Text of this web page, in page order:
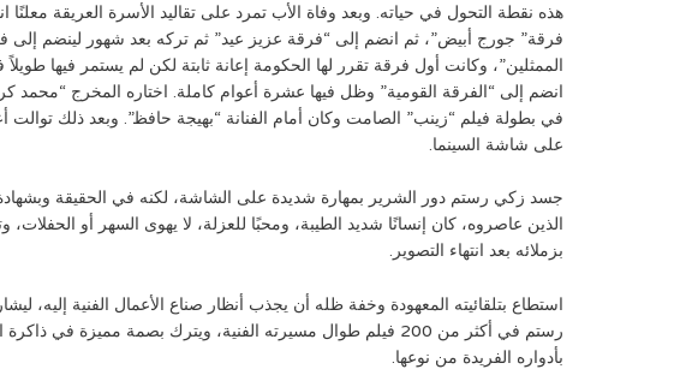
هذه نقطة التحول في حياته. وبعد وفاة الأب تمرد على تقاليد الأسرة العريقة معلنًا
فرقة” جورج أبيض”، ثم انضم إلى “فرقة عزيز عيد” ثم تركه بعد شهور لينضم إلى
الممثلين”، وكانت أول فرقة تقرر لها الحكومة إعانة ثابتة لكن لم يستمر فيها طويلاً
انضم إلى “الفرقة القومية” وظل فيها عشرة أعوام كاملة. اختاره المخرج “محمد
في بطولة فيلم “زينب” الصامت وكان أمام الفنانة “بهيجة حافظ”. وبعد ذلك توالت
على شاشة السينما.
جسد زكي رستم دور الشرير بمهارة شديدة على الشاشة، لكنه في الحقيقة
الذين عاصروه، كان إنسانًا شديد الطيبة، ومحبًا للعزلة، لا يهوى السهر أو الحفلات،
بزملائه بعد انتهاء التصوير.
استطاع بتلقائيته المعهودة وخفة ظله أن يجذب أنظار صناع الأعمال الفنية إليه،
رستم في أكثر من 200 فيلم طوال مسيرته الفنية، ويترك بصمة مميزة في
بأدواره الفريدة من نوعها.